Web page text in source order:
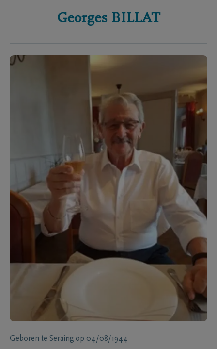
Georges BILLAT
Geboren te Seraing op 04/08/1944